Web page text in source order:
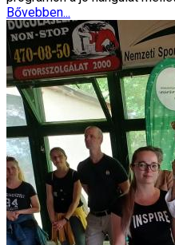
Bővebben...